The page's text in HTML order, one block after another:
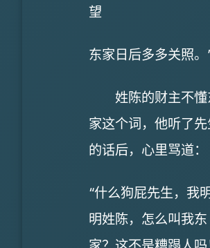
望
东家日后多多关照。
姓陈的财主不懂
家这个词，他听了先
的话后，心里骂道：
“什么狗屁先生，我
明姓陈，怎么叫我东